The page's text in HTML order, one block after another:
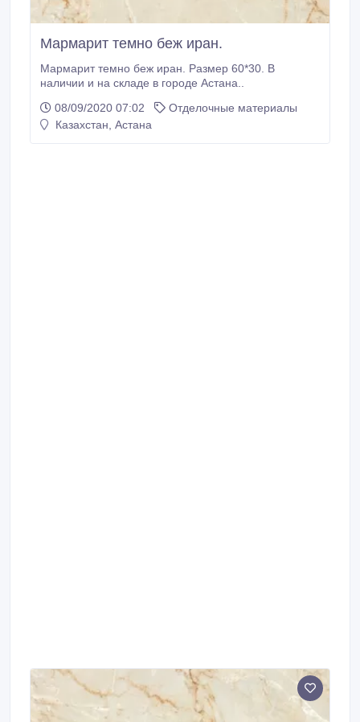
Мармарит темно беж иран.
Мармарит темно беж иран. Размер 60*30. В
наличии и на складе в городе Астана..
08/09/2020 07:02
Отделочные материалы
Казахстан, Астана